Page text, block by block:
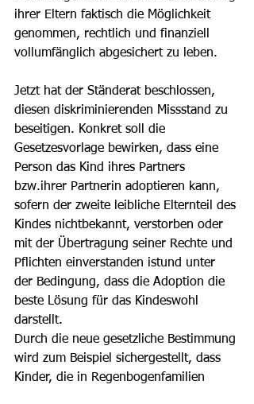
ihrer Eltern faktisch die Möglichkeit
genommen, rechtlich und finanziell
vollumfänglich abgesichert zu leben.
Jetzt hat der Ständerat beschlossen,
diesen diskriminierenden Missstand zu
beseitigen. Konkret soll die
Gesetzesvorlage bewirken, dass eine
Person das Kind ihres Partners
bzw.ihrer Partnerin adoptieren kann,
sofern der zweite leibliche Elternteil des
Kindes nichtbekannt, verstorben oder
mit der Übertragung seiner Rechte und
Pflichten einverstanden istund unter
der Bedingung, dass die Adoption die
beste Lösung für das Kindeswohl
darstellt.
Durch die neue gesetzliche Bestimmung
wird zum Beispiel sichergestellt, dass
Kinder, die in Regenbogenfamilien